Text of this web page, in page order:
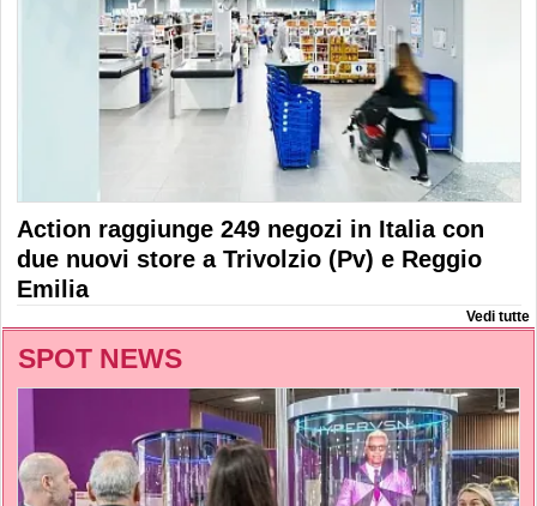
Action raggiunge 249 negozi in Italia con
due nuovi store a Trivolzio (Pv) e Reggio
Emilia
Vedi tutte
SPOT NEWS